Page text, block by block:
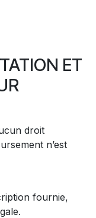
ET
droit
n’est
fournie,